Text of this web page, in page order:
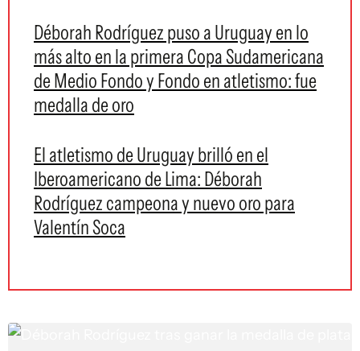
Déborah Rodríguez puso a Uruguay en lo
más alto en la primera Copa Sudamericana
de Medio Fondo y Fondo en atletismo: fue
medalla de oro
El atletismo de Uruguay brilló en el
Iberoamericano de Lima: Déborah
Rodríguez campeona y nuevo oro para
Valentín Soca